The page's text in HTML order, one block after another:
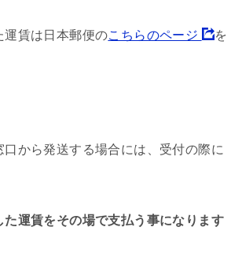
運賃は日本郵便のこちらのページ を
口から発送する場合には、受付の際に
た運賃をその場で支払う事になります